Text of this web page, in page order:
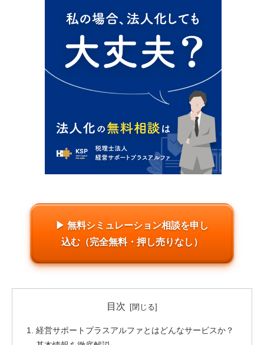
▶ 無料シミュレーション相談を申し
込む（完全無料・押し売りなし）
目次
経営サポートプラスアルファとはどんなサービスか？